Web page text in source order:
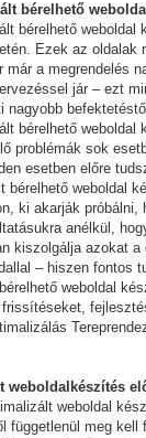
bérelhető
bérelhető
Ezek az
már a megrendelés
jár – ezt
nagyobb
bérelhető
problémák sok
esetben előre
bérelhető weboldal
ki akarják
anélkül,
kiszolgálja azokat
– hiszen fontos
weboldal
weboldalkészítés
weboldal
függetlenül meg